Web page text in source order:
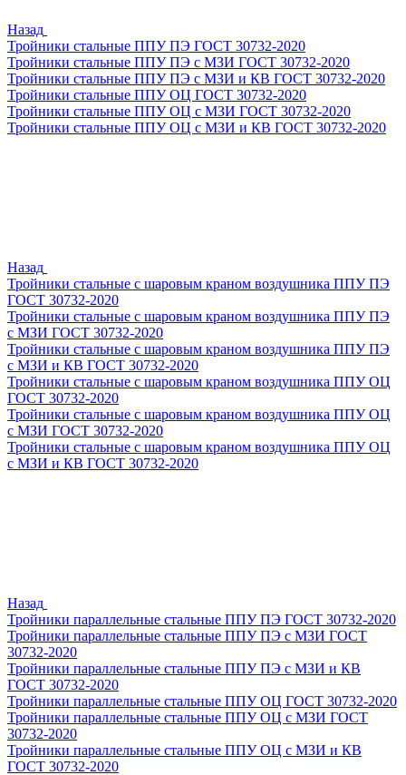
Назад
Тройники стальные ППУ ПЭ ГОСТ 30732-2020
Тройники стальные ППУ ПЭ с МЗИ ГОСТ 30732-2020
Тройники стальные ППУ ПЭ с МЗИ и КВ ГОСТ 30732-2020
Тройники стальные ППУ ОЦ ГОСТ 30732-2020
Тройники стальные ППУ ОЦ с МЗИ ГОСТ 30732-2020
Тройники стальные ППУ ОЦ с МЗИ и КВ ГОСТ 30732-2020
Назад
Тройники стальные с шаровым краном воздушника ППУ ПЭ
ГОСТ 30732-2020
Тройники стальные с шаровым краном воздушника ППУ ПЭ
с МЗИ ГОСТ 30732-2020
Тройники стальные с шаровым краном воздушника ППУ ПЭ
с МЗИ и КВ ГОСТ 30732-2020
Тройники стальные с шаровым краном воздушника ППУ ОЦ
ГОСТ 30732-2020
Тройники стальные с шаровым краном воздушника ППУ ОЦ
с МЗИ ГОСТ 30732-2020
Тройники стальные с шаровым краном воздушника ППУ ОЦ
с МЗИ и КВ ГОСТ 30732-2020
Назад
Тройники параллельные стальные ППУ ПЭ ГОСТ 30732-2020
Тройники параллельные стальные ППУ ПЭ с МЗИ ГОСТ
30732-2020
Тройники параллельные стальные ППУ ПЭ с МЗИ и КВ
ГОСТ 30732-2020
Тройники параллельные стальные ППУ ОЦ ГОСТ 30732-2020
Тройники параллельные стальные ППУ ОЦ с МЗИ ГОСТ
30732-2020
Тройники параллельные стальные ППУ ОЦ с МЗИ и КВ
ГОСТ 30732-2020